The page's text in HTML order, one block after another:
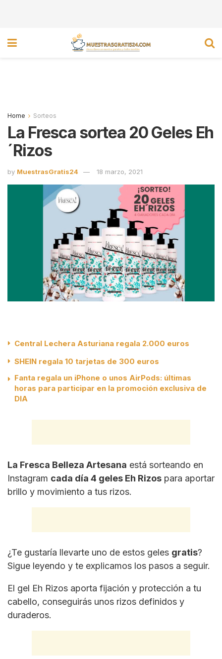
Home Sorteos
La Fresca sortea 20 Geles Eh
´Rizos
by MuestrasGratis24 18 marzo, 2021
Central Lechera Asturiana regala 2.000 euros
SHEIN regala 10 tarjetas de 300 euros
Fanta regala un iPhone o unos AirPods: últimas
horas para participar en la promoción exclusiva de
DIA
La Fresca Belleza Artesana está sorteando en
Instagram cada día 4 geles Eh Rizos para aportar
brillo y movimiento a tus rizos.
¿Te gustaría llevarte uno de estos geles gratis?
Sigue leyendo y te explicamos los pasos a seguir.
El gel Eh Rizos aporta fijación y protección a tu
cabello, conseguirás unos rizos definidos y
duraderos.